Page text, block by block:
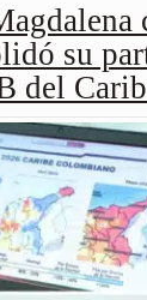
su
del